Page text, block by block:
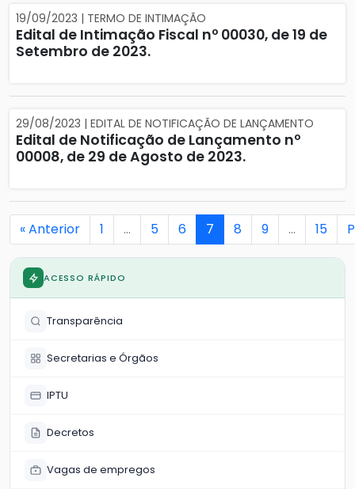
19/09/2023 | TERMO DE INTIMAÇÃO
Edital de Intimação Fiscal nº 00030, de 19 de
Setembro de 2023.
29/08/2023 | EDITAL DE NOTIFICAÇÃO DE LANÇAMENTO
Edital de Notificação de Lançamento nº
00008, de 29 de Agosto de 2023.
« Anterior 1 … 5 6 7 8 9 … 15
ACESSO RÁPIDO
Transparência
Secretarias e Órgãos
IPTU
Decretos
Vagas de empregos